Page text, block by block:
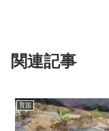
関連記事
育苗